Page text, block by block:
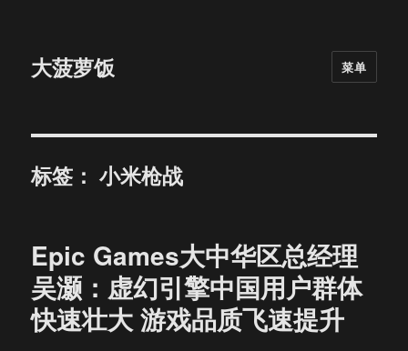
大菠萝饭 菜单
标签：小米枪战
Epic Games大中华区总经理
吴灏：虚幻引擎中国用户群体
快速壮大 游戏品质飞速提升